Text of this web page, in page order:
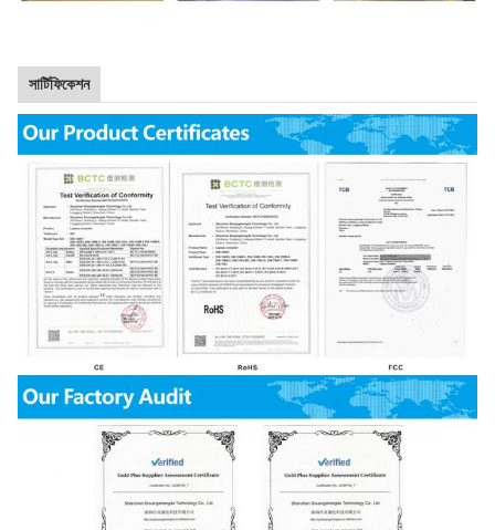
সার্টিফিকেশন